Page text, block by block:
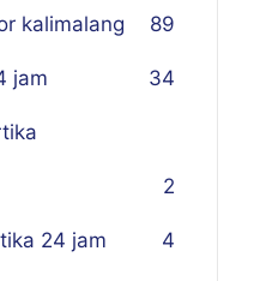
kalimalang 89
jam 34
2
24 jam 4